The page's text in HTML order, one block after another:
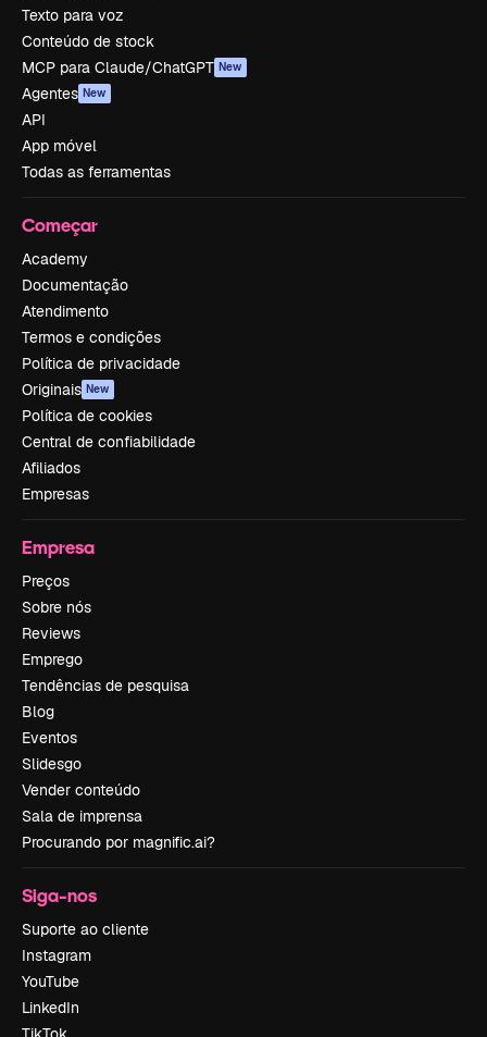
Texto para voz
Conteúdo de stock
MCP para Claude/ChatGPT New
Agentes New
API
App móvel
Todas as ferramentas
Começar
Academy
Documentação
Atendimento
Termos e condições
Política de privacidade
Originais New
Política de cookies
Central de confiabilidade
Afiliados
Empresas
Empresa
Preços
Sobre nós
Reviews
Emprego
Tendências de pesquisa
Blog
Eventos
Slidesgo
Vender conteúdo
Sala de imprensa
Procurando por magnific.ai?
Siga-nos
Suporte ao cliente
Instagram
YouTube
LinkedIn